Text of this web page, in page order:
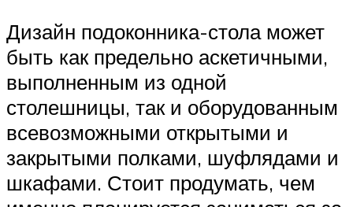
Дизайн подоконника-стола может
быть как предельно аскетичными,
выполненным из одной
столешницы, так и оборудованным
всевозможными открытыми и
закрытыми полками, шуфлядами и
шкафами. Стоит продумать, чем